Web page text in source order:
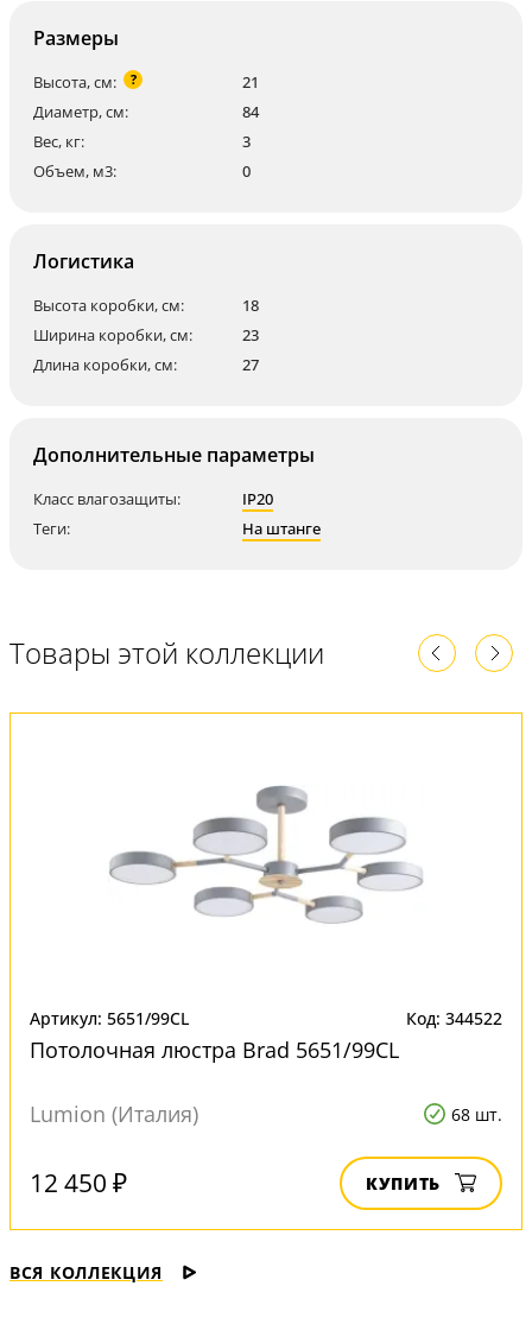
Размеры
Высота, см: ?
21
Диаметр, см:
84
Вес, кг:
3
Объем, м3:
0
Логистика
Высота коробки, см:
18
Ширина коробки, см:
23
Длина коробки, см:
27
Дополнительные параметры
Класс влагозащиты:
IP20
Теги:
На штанге
Товары этой коллекции
Артикул: 5651/99CL Код: 344522
Потолочная люстра Brad 5651/99CL
Lumion (Италия) 68 шт.
12 450 ₽ КУПИТЬ
ВСЯ КОЛЛЕКЦИЯ